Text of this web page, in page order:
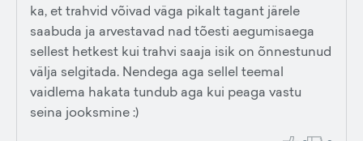
ka, et trahvid võivad väga pikalt tagant järele
saabuda ja arvestavad nad tõesti aegumisaega
sellest hetkest kui trahvi saaja isik on õnnestunud
välja selgitada. Nendega aga sellel teemal
vaidlema hakata tundub aga kui peaga vastu
seina jooksmine :)